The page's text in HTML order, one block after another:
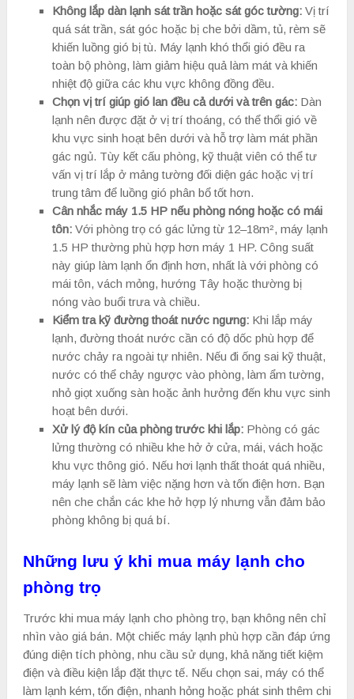
Không lắp dàn lạnh sát trần hoặc sát góc tường: Vị trí
quá sát trần, sát góc hoặc bị che bởi dầm, tủ, rèm sẽ
khiến luồng gió bị tù. Máy lạnh khó thổi gió đều ra
toàn bộ phòng, làm giảm hiệu quả làm mát và khiến
nhiệt độ giữa các khu vực không đồng đều.
Chọn vị trí giúp gió lan đều cả dưới và trên gác: Dàn
lạnh nên được đặt ở vị trí thoáng, có thể thổi gió về
khu vực sinh hoạt bên dưới và hỗ trợ làm mát phần
gác ngủ. Tùy kết cấu phòng, kỹ thuật viên có thể tư
vấn vị trí lắp ở mảng tường đối diện gác hoặc vị trí
trung tâm để luồng gió phân bổ tốt hơn.
Cân nhắc máy 1.5 HP nếu phòng nóng hoặc có mái
tôn: Với phòng trọ có gác lửng từ 12–18m², máy lạnh
1.5 HP thường phù hợp hơn máy 1 HP. Công suất
này giúp làm lạnh ổn định hơn, nhất là với phòng có
mái tôn, vách mỏng, hướng Tây hoặc thường bị
nóng vào buổi trưa và chiều.
Kiểm tra kỹ đường thoát nước ngưng: Khi lắp máy
lạnh, đường thoát nước cần có độ dốc phù hợp để
nước chảy ra ngoài tự nhiên. Nếu đi ống sai kỹ thuật,
nước có thể chảy ngược vào phòng, làm ẩm tường,
nhỏ giọt xuống sàn hoặc ảnh hưởng đến khu vực sinh
hoạt bên dưới.
Xử lý độ kín của phòng trước khi lắp: Phòng có gác
lửng thường có nhiều khe hở ở cửa, mái, vách hoặc
khu vực thông gió. Nếu hơi lạnh thất thoát quá nhiều,
máy lạnh sẽ làm việc nặng hơn và tốn điện hơn. Bạn
nên che chắn các khe hở hợp lý nhưng vẫn đảm bảo
phòng không bị quá bí.
Những lưu ý khi mua máy lạnh cho
phòng trọ
Trước khi mua máy lạnh cho phòng trọ, bạn không nên chỉ
nhìn vào giá bán. Một chiếc máy lạnh phù hợp cần đáp ứng
đúng diện tích phòng, nhu cầu sử dụng, khả năng tiết kiệm
điện và điều kiện lắp đặt thực tế. Nếu chọn sai, máy có thể
làm lạnh kém, tốn điện, nhanh hỏng hoặc phát sinh thêm chi